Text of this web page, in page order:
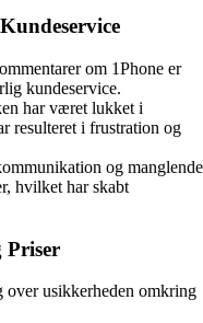
om 1Phone er
kundeservice.
har været lukket i
resulteret i frustration og
og manglende
hvilket har skabt
Priser
usikkerheden omkring